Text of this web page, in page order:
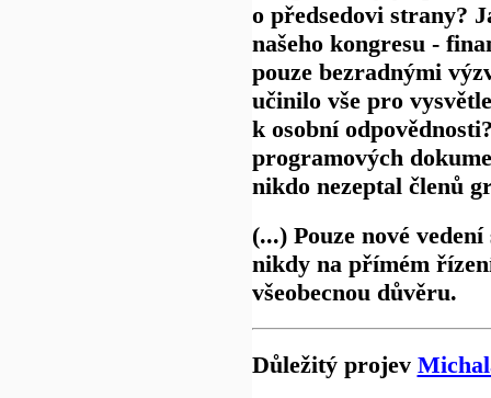
o předsedovi strany?
našeho kongresu -
pouze bezradnými
učinilo vše pro
k osobní
programových
nikdo nezeptal členů
(...) Pouze nové
nikdy na přímém
všeobecnou důvěru.
Důležitý projev